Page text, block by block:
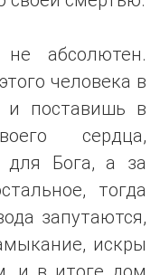
не абсолютен.
человека в
и поставишь в
сердца,
для Бога, а за
тогда
запутаются,
искры
и в итоге дом